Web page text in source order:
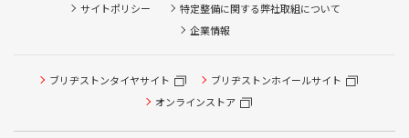
サイトポリシー
特定整備に関する弊社取組について
企業情報
ブリヂストンタイヤサイト
ブリヂストンホイールサイト
オンラインストア
タイヤ点検・安全点検/タイヤ履き替え/オイル交換/その他
ピット作業の予約